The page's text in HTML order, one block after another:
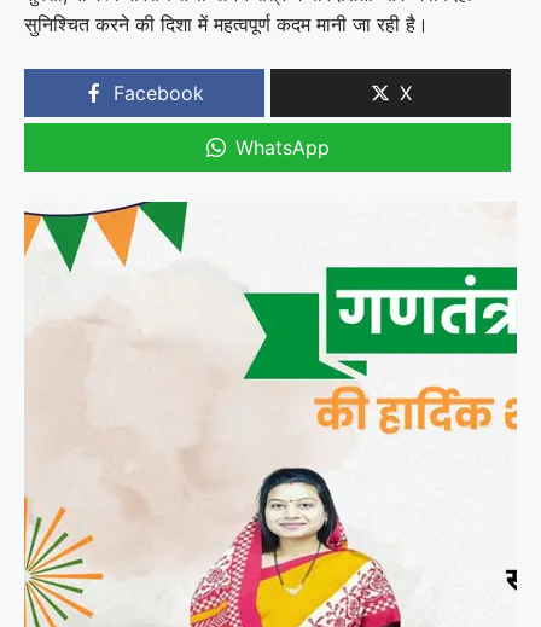
सुनिश्चित करने की दिशा में महत्वपूर्ण कदम मानी जा रही है।
Facebook X
WhatsApp